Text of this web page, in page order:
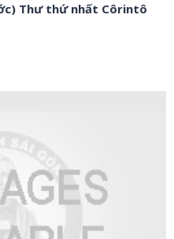
Thư thứ nhất Côrintô